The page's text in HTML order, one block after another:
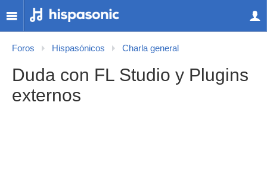
Foros Hispasónicos Charla general
Duda con FL Studio y Plugins
externos